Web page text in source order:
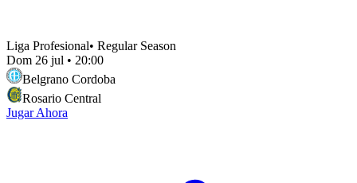
Liga Profesional• Regular Season
Dom 26 jul • 20:00
Belgrano Cordoba
Rosario Central
Jugar Ahora